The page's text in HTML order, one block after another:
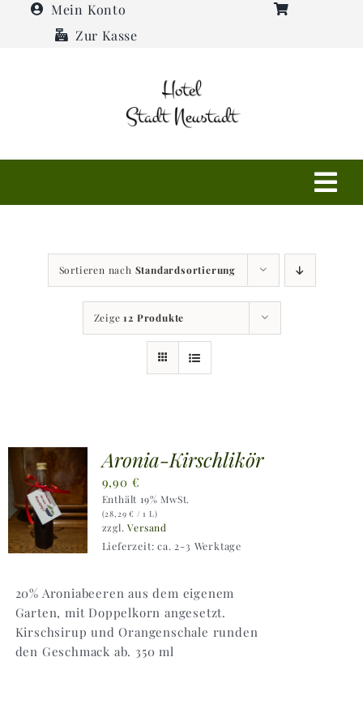
Mein Konto
Zur Kasse
Hotel
Restaurant
Anfahrt + Kontakt
Sortieren nach Standardsortierung
Zeige12 Produkte
Aronia-Kirschlikör
9,90 €
Enthält 19% MwSt.
(28,29€ / 1 L)
zzgl.Versand
Lieferzeit: ca. 2-3 Werktage
20% Aroniabeeren aus dem eigenem
Garten, mit Doppelkorn angesetzt.
Kirschsirup und Orangenschale runden
den Geschmack ab. 350 ml